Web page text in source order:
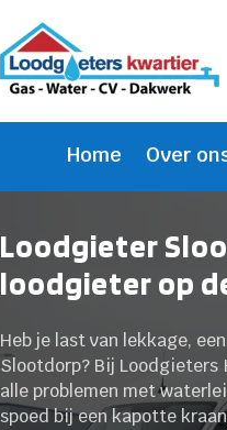
Home Over
Loodgieter
loodgieter op
Heb je last van lekkage,
Slootdorp? Bij
alle problemen met
spoed bij een kapotte